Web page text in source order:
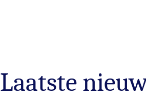
Laatste